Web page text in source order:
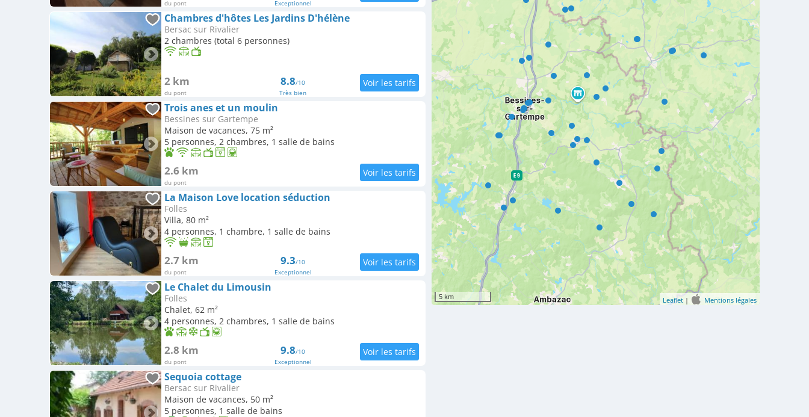
du pont Exceptionnel
Chambres d'hôtes Les Jardins D'hélène
Bersac sur Rivalier
2 chambres (total 6 personnes)
2 km
du pont
8.8/10
Très bien
Trois anes et un moulin
Bessines sur Gartempe
Maison de vacances, 75 m²
5 personnes, 2 chambres, 1 salle de bains
2.6 km
du pont
La Maison Love location séduction
Folles
Villa, 80 m²
4 personnes, 1 chambre, 1 salle de bains
2.7 km
du pont
9.3/10
Exceptionnel
Le Chalet du Limousin
Folles
Chalet, 62 m²
4 personnes, 2 chambres, 1 salle de bains
2.8 km
du pont
9.8/10
Exceptionnel
Sequoia cottage
Bersac sur Rivalier
Maison de vacances, 50 m²
5 personnes, 1 salle de bains
5 km Leaflet | Mentions légales